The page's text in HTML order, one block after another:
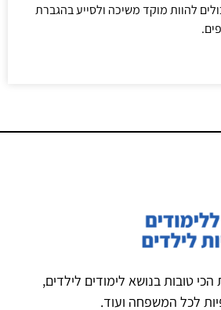
להוות מוקד משיכה ולסייע בהגברת
טובות בנושא לימודים לילדים,
לכל המשפחה ועוד.